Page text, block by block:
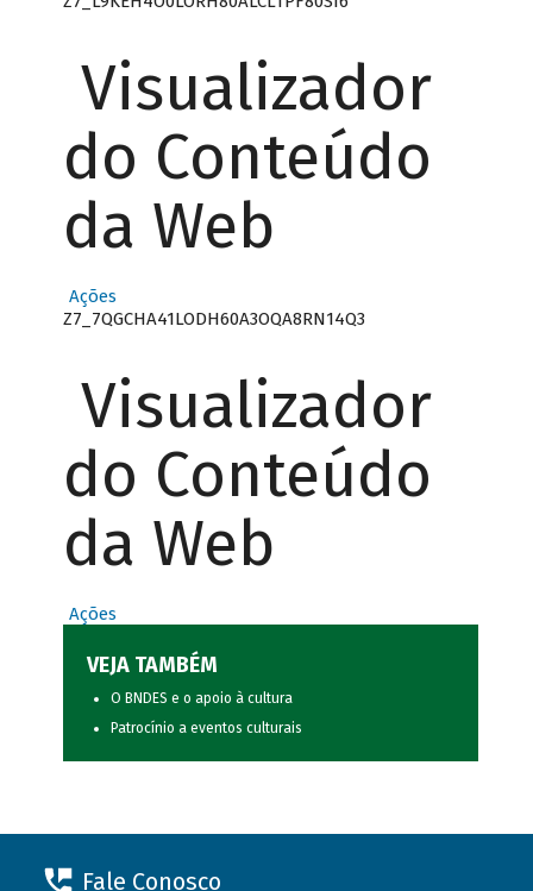
Visualizador
do Conteúdo
da Web
Ações
Z7_7QGCHA41LODH60A3OQA8RN14Q3
Visualizador
do Conteúdo
da Web
Ações
VEJA TAMBÉM
O BNDES e o apoio à cultura
Patrocínio a eventos culturais
Fale Conosco